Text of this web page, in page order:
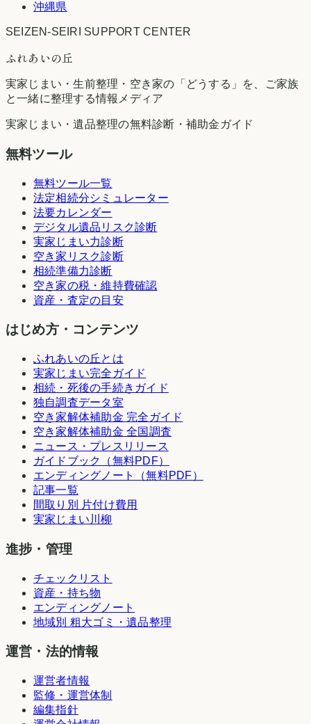
沖縄県
SEIZEN-SEIRI SUPPORT CENTER
ふれあいの丘
実家じまい・生前整理・空き家の「どうする」を、ご家族
と一緒に整理する情報メディア
実家じまい・遺品整理の無料診断・補助金ガイド
無料ツール
無料ツール一覧
法定相続分シミュレーター
法要カレンダー
デジタル遺品リスク診断
実家じまい力診断
空き家リスク診断
相続準備力診断
空き家の税・維持費確認
資産・査定の目安
はじめ方・コンテンツ
ふれあいの丘とは
実家じまい完全ガイド
相続・死後の手続きガイド
独自調査データ室
空き家解体補助金 完全ガイド
空き家解体補助金 全国調査
ニュース・プレスリリース
ガイドブック（無料PDF）
エンディングノート（無料PDF）
記事一覧
間取り別 片付け費用
実家じまい川柳
進捗・管理
チェックリスト
資産・持ち物
エンディングノート
地域別 粗大ゴミ・遺品整理
運営・法的情報
運営者情報
監修・運営体制
編集指針